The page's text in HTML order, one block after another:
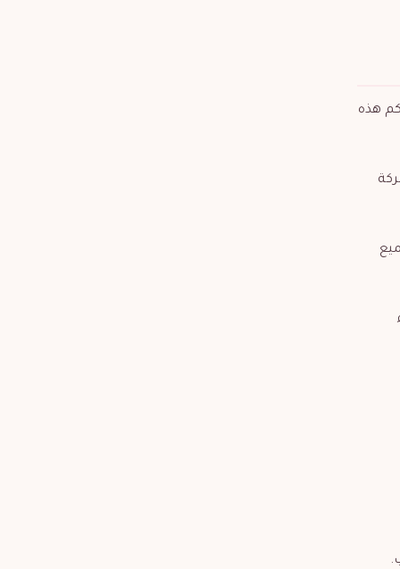
هذه